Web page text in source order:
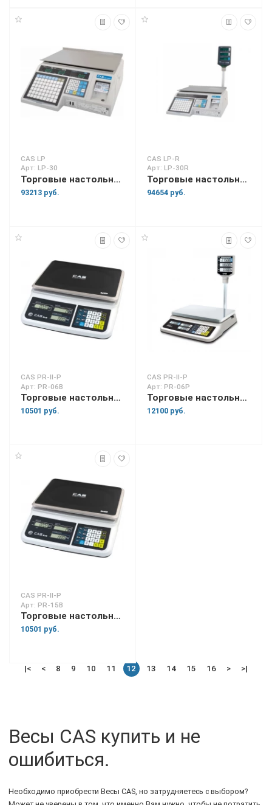
CAS LP
Арт: LP-30
Торговые настольные весы LP-30
93213 руб.
CAS LP-R
Арт: LP-30R
Торговые настольные весы LP-30R
94654 руб.
CAS PR-II-P
Арт: PR-06B
Торговые настольные весы PR-06B
10501 руб.
CAS PR-II-P
Арт: PR-06P
Торговые настольные весы PR-06P
12100 руб.
CAS PR-II-P
Арт: PR-15B
Торговые настольные весы PR-15B
10501 руб.
|< < 8 9 10 11 12 13 14 15 16 > >|
Весы CAS купить и не
ошибиться.
Необходимо приобрести Весы CAS, но затрудняетесь с выбором?